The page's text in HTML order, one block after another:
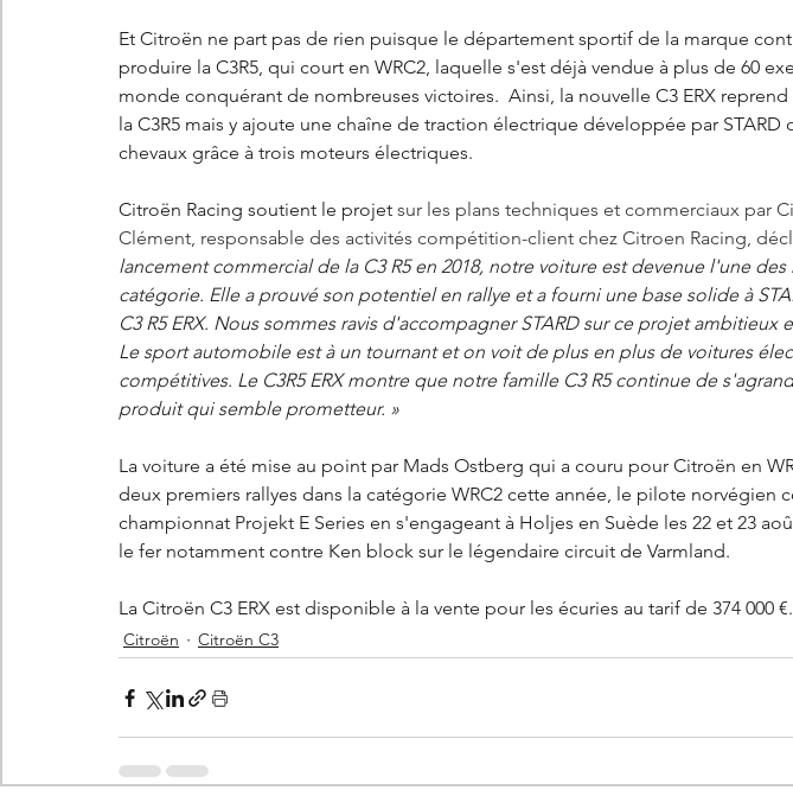
Et Citroën ne part pas de rien puisque le département sportif de la marque
produire la C3R5, qui court en WRC2, laquelle s'est déjà vendue à plus de 60
monde conquérant de nombreuses victoires.  Ainsi, la nouvelle C3 ERX
la C3R5 mais y ajoute une chaîne de traction électrique développée par STARD
chevaux grâce à trois moteurs électriques.
Citroën Racing soutient le projet sur les plans techniques et commerciaux par
Clément, responsable des activités compétition-client chez Citroen Racing,
lancement commercial de la C3 R5 en 2018, notre voiture est devenue l'une des
catégorie. Elle a prouvé son potentiel en rallye et a fourni une base solide à
C3 R5 ERX. Nous sommes ravis d'accompagner STARD sur ce projet ambitieux
Le sport automobile est à un tournant et on voit de plus en plus de voitures
compétitives. Le C3R5 ERX montre que notre famille C3 R5 continue de
produit qui semble prometteur. »
La voiture a été mise au point par Mads Ostberg qui a couru pour Citroën en
deux premiers rallyes dans la catégorie WRC2 cette année, le pilote norvégien
championnat Projekt E Series en s'engageant à Holjes en Suède les 22 et 23
le fer notamment contre Ken block sur le légendaire circuit de Varmland.
La Citroën C3 ERX est disponible à la vente pour les écuries au tarif de 374 000 €.
Citroën Citroën C3